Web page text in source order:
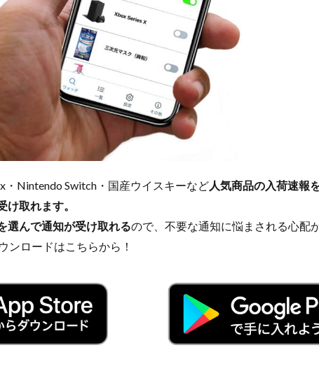
・Nintendo Switch・国産ウイスキーなど人気商品の入荷速報
け取れます。
選んで通知が受け取れるので、不要な通知に悩まされる心配
ンロードはこちらから！